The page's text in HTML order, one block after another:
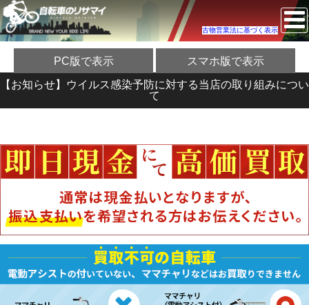
古物営業法に基づく表示
PC版で表示 スマホ版で表示
【お知らせ】ウイルス感染予防に対する当店の取り組みについ
て